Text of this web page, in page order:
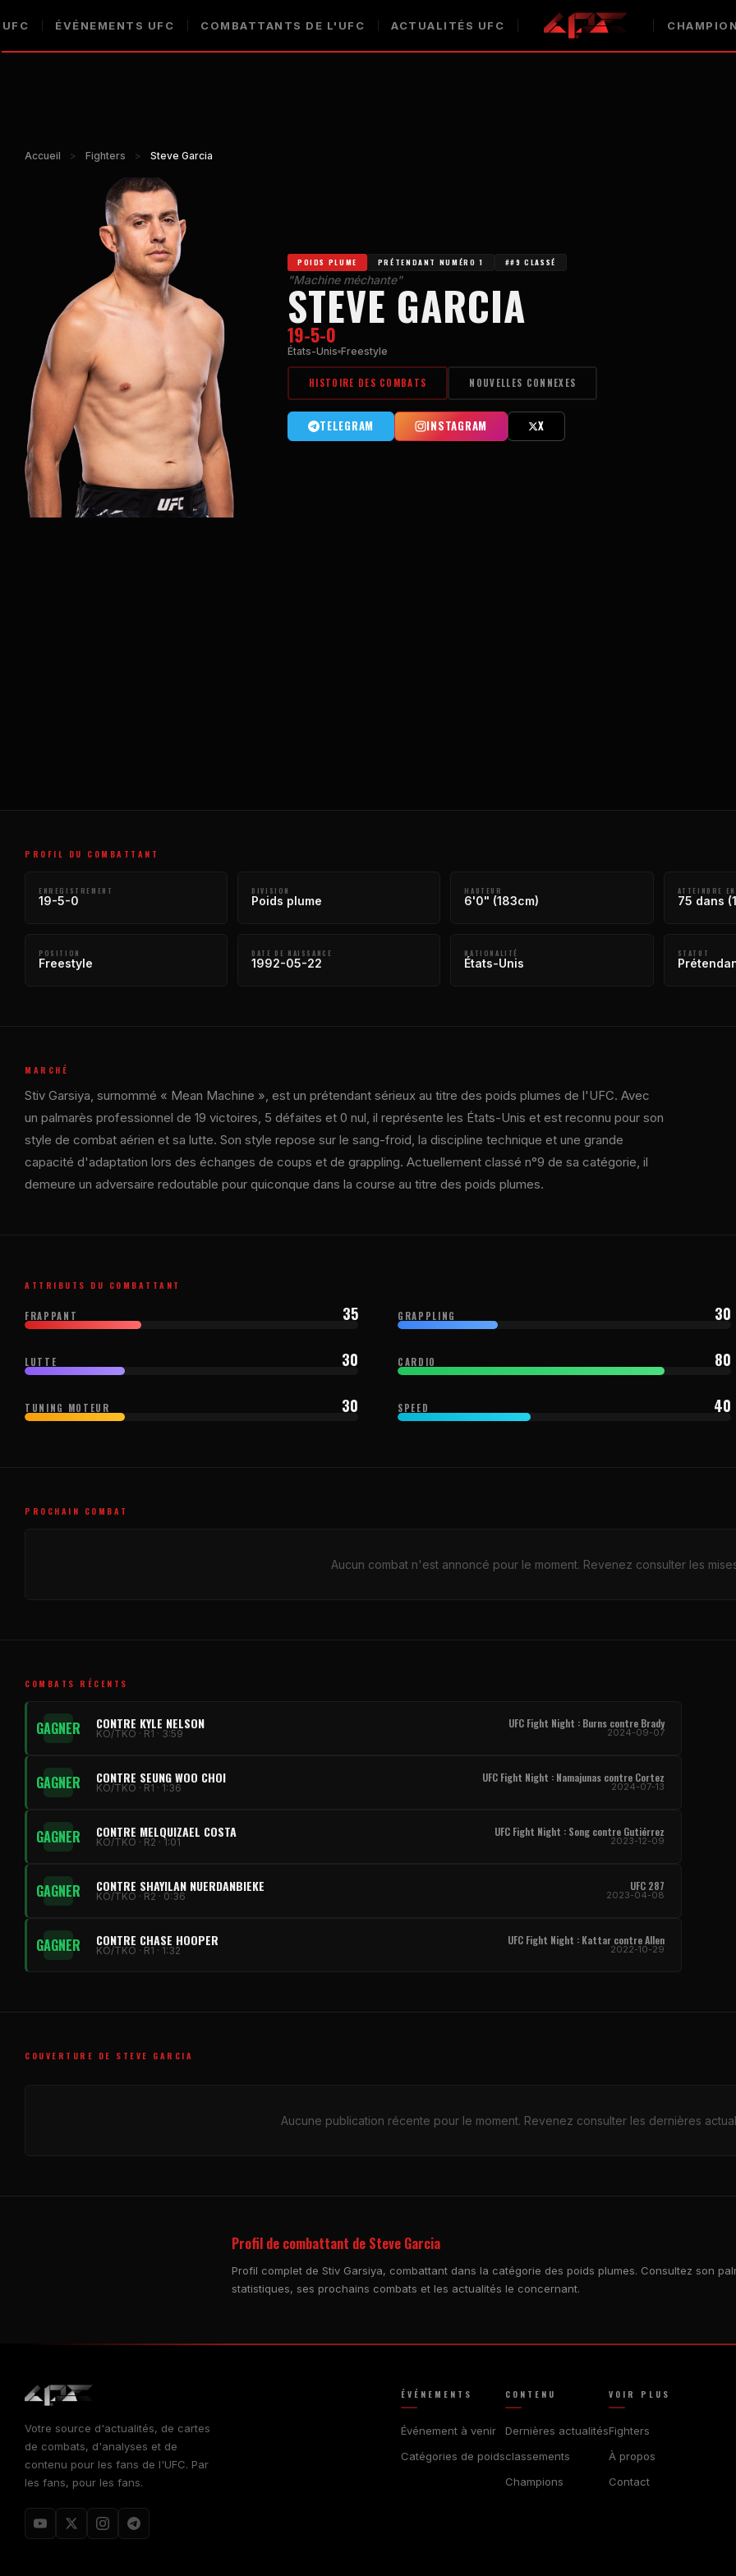
ÉVÉNEMENTS UFC COMBATTANTS DE L'UFC ACTUALITÉS UFC
Accueil > Fighters > Steve Garcia
POIDS PLUME PRÉTENDANT NUMÉRO 1 ##9 CLASSÉ
"Machine méchante"
STEVE GARCIA
19-5-0
États-Unis Freestyle
HISTOIRE DES COMBATS NOUVELLES CONNEXES
TELEGRAM INSTAGRAM X
PROFIL DU COMBATTANT
ENREGISTREMENT
19-5-0
DIVISION
Poids plume
HAUTEUR
6'0" (183cm)
ATTEINDRE EN
75 dans
POSITION
Freestyle
DATE DE NAISSANCE
1992-05-22
NATIONALITÉ
États-Unis
STATUT
MARCHÉ
Stiv Garsiya, surnommé « Mean Machine », est un prétendant sérieux au titre des poids plumes de l'UFC. Avec
un palmarès professionnel de 19 victoires, 5 défaites et 0 nul, il représente les États-Unis et est reconnu pour son
style de combat aérien et sa lutte. Son style repose sur le sang-froid, la discipline technique et une grande
capacité d'adaptation lors des échanges de coups et de grappling. Actuellement classé n°9 de sa catégorie, il
demeure un adversaire redoutable pour quiconque dans la course au titre des poids plumes.
ATTRIBUTS DU COMBATTANT
FRAPPANT 35 GRAPPLING 30
LUTTE 30 CARDIO 80
TUNING MOTEUR 30 SPEED 40
PROCHAIN COMBAT
Aucun combat n'est annoncé pour le moment. Revenez consulter les
COMBATS RÉCENTS
GAGNER CONTRE KYLE NELSON
KO/TKO · R1 · 3:59
UFC Fight Night : Burns contre Brady
2024-09-07
GAGNER CONTRE SEUNG WOO CHOI
KO/TKO · R1 · 1:36
UFC Fight Night : Namajunas contre Cortez
2024-07-13
GAGNER CONTRE MELQUIZAEL COSTA
KO/TKO · R2 · 1:01
UFC Fight Night : Song contre Gutiérrez
2023-12-09
GAGNER CONTRE SHAYILAN NUERDANBIEKE
KO/TKO · R2 · 0:36
UFC 287
2023-04-08
GAGNER CONTRE CHASE HOOPER
KO/TKO · R1 · 1:32
UFC Fight Night : Kattar contre Allen
2022-10-29
COUVERTURE DE STEVE GARCIA
Aucune publication récente pour le moment. Revenez consulter les dernières
Profil de combattant de Steve Garcia
Profil complet de Stiv Garsiya, combattant dans la catégorie des poids plumes. Consultez son
statistiques, ses prochains combats et les actualités le concernant.
Votre source d'actualités, de cartes
de combats, d'analyses et de
contenu pour les fans de l'UFC. Par
les fans, pour les fans.
ÉVÉNEMENTS
Événement à venir
Catégories de poids
CONTENU
Dernières actualités
classements
Champions
VOIR PLUS
Fighters
À propos
Contact